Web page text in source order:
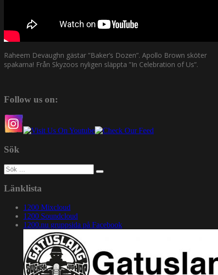
Raheem Devaughn gästar ”Baker’s Dozen”. Apollo Brown sköter
spakarna! Från Skyzoos nyligen släppta ”In Celebration of Us”.
Follow us on:
Sök
Sök
efter:
Länklista
1200 Mixcloud
1200 Soundcloud
1200.nu gruppsida på Facebook